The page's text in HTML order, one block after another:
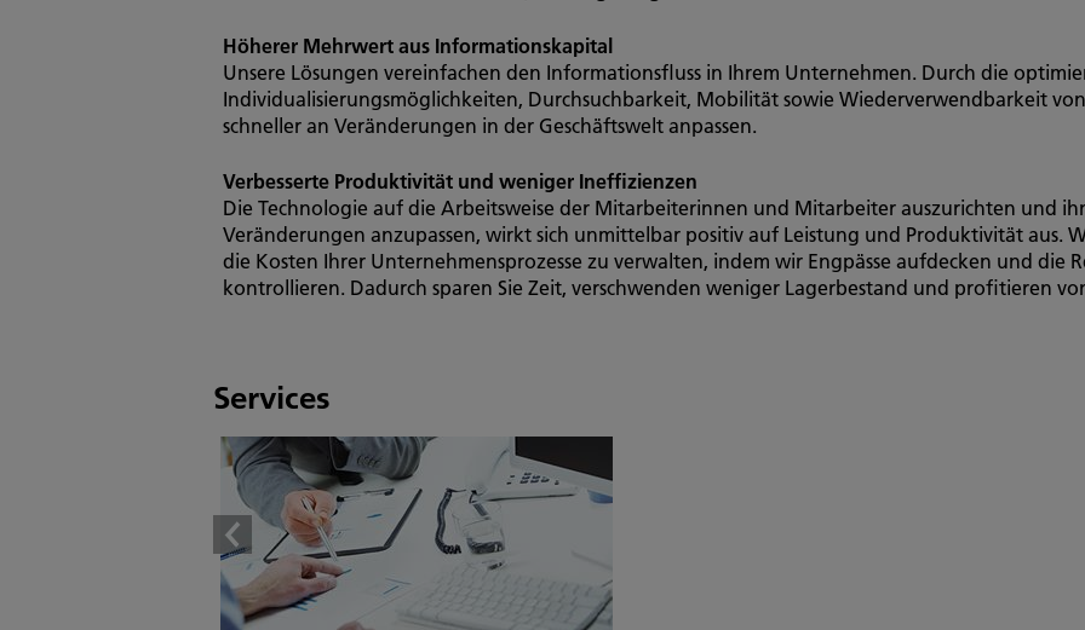
Höherer Mehrwert aus Informationskapital
Unsere Lösungen vereinfachen den Informationsfluss in Ihrem Unternehmen. Durch die
Individualisierungsmöglichkeiten, Durchsuchbarkeit, Mobilität sowie Wiederverwendbarkeit
schneller an Veränderungen in der Geschäftswelt anpassen.
Verbesserte Produktivität und weniger Ineffizienzen
Die Technologie auf die Arbeitsweise der Mitarbeiterinnen und Mitarbeiter auszurichten und
Veränderungen anzupassen, wirkt sich unmittelbar positiv auf Leistung und Produktivität aus.
die Kosten Ihrer Unternehmensprozesse zu verwalten, indem wir Engpässe aufdecken und die
kontrollieren. Dadurch sparen Sie Zeit, verschwenden weniger Lagerbestand und profitieren
Services